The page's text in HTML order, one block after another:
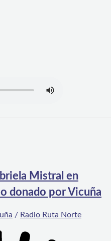
Mistral en
donado por Vicuña
/ Radio Ruta Norte